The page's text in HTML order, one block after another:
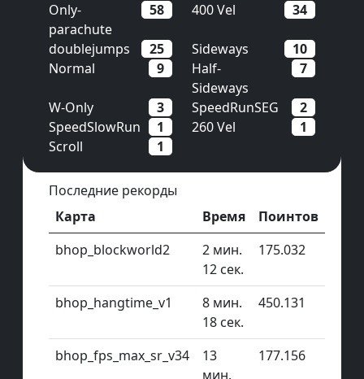
Only-
parachute
58 400 Vel 34
doublejumps 25 Sideways
10
Normal
9
Half-
Sideways
7
W-Only 3 SpeedRunSEG
2
SpeedSlowRun
1 260 Vel
1
Scroll
1
Последние рекорды
Карта
Время
Поинтов
bhop_blockworld2
2 мин.
12 сек.
175.032
bhop_hangtime_v1
8 мин.
18 сек.
450.131
bhop_fps_max_sr_v34
13
мин.
177.156